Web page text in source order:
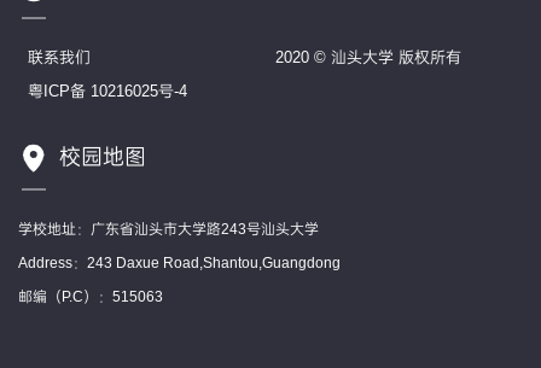
联系我们
2020 © 汕头大学 版权所有
粤ICP备 10216025号-4
校园地图
学校地址：广东省汕头市大学路243号汕头大学
Address：243 Daxue Road,Shantou,Guangdong
邮编（P.C）：515063